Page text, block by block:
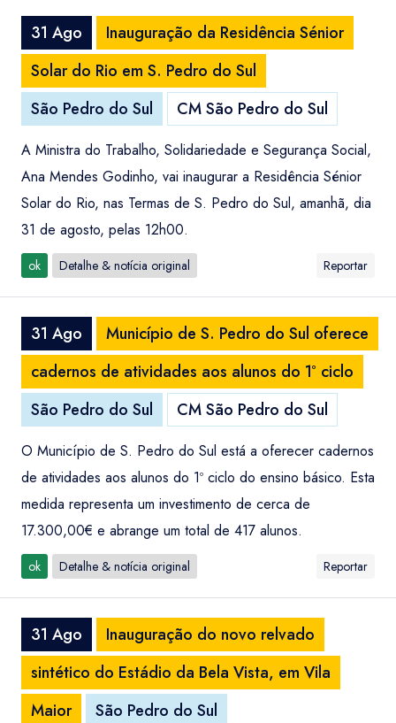
31 Ago
Inauguração da Residência Sénior
Solar do Rio em S. Pedro do Sul
São Pedro do Sul
CM São Pedro do Sul
A Ministra do Trabalho, Solidariedade e Segurança Social,
Ana Mendes Godinho, vai inaugurar a Residência Sénior
Solar do Rio, nas Termas de S. Pedro do Sul, amanhã, dia
31 de agosto, pelas 12h00.
ok Detalhe & notícia original Reportar
31 Ago
Município de S. Pedro do Sul oferece
cadernos de atividades aos alunos do 1º ciclo
São Pedro do Sul
CM São Pedro do Sul
O Município de S. Pedro do Sul está a oferecer cadernos
de atividades aos alunos do 1º ciclo do ensino básico. Esta
medida representa um investimento de cerca de
17.300,00€ e abrange um total de 417 alunos.
ok Detalhe & notícia original Reportar
31 Ago
Inauguração do novo relvado
sintético do Estádio da Bela Vista, em Vila
Maior
São Pedro do Sul